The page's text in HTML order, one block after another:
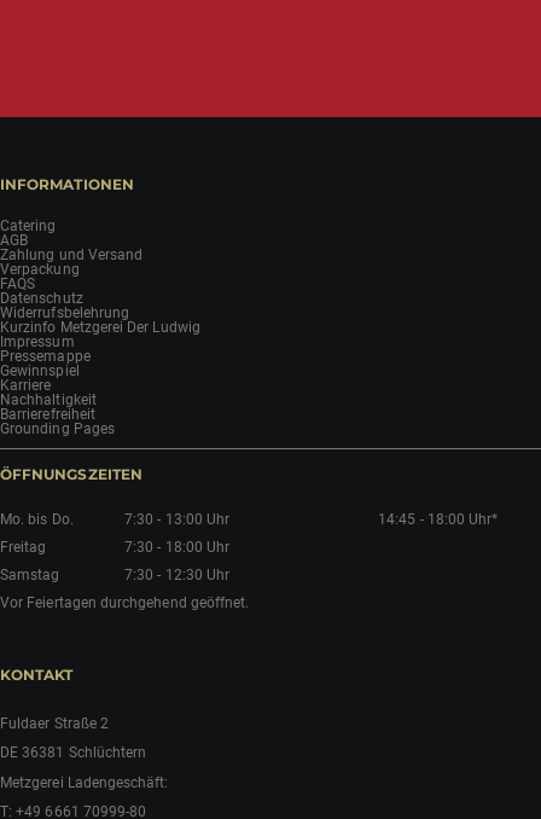
INFORMATIONEN
Catering
AGB
Zahlung und Versand
Verpackung
FAQS
Datenschutz
Widerrufsbelehrung
Kurzinfo Metzgerei Der Ludwig
Impressum
Pressemappe
Gewinnspiel
Karriere
Nachhaltigkeit
Barrierefreiheit
Grounding Pages
ÖFFNUNGSZEITEN
Mo. bis Do. 7:30 - 13:00 Uhr
14:45 - 18:00 Uhr*
Freitag
7:30 - 18:00 Uhr
Samstag
7:30 - 12:30 Uhr
Vor Feiertagen durchgehend geöffnet.
KONTAKT
Fuldaer Straße 2
DE 36381 Schlüchtern
Metzgerei Ladengeschäft:
T:+49 6661 70999-80